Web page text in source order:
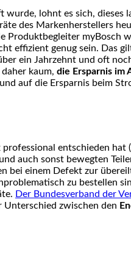
lohnt es sich,
des Markenherstellers
Produktbegleiter myBosch
effizient genug sein. Das
ein Jahrzehnt und oft
kaum, die Ersparnis im
auf die Ersparnis beim
entschieden hat (
auch sonst bewegten
einem Defekt zur
zu bestellen
Der Bundesverband der
Unterschied zwischen den